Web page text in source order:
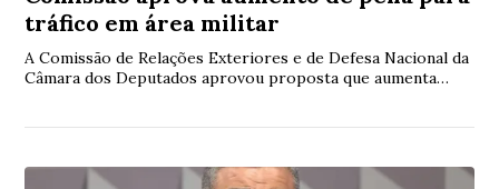
tráfico em área militar
A Comissão de Relações Exteriores e de Defesa Nacional da
Câmara dos Deputados aprovou proposta que aumenta